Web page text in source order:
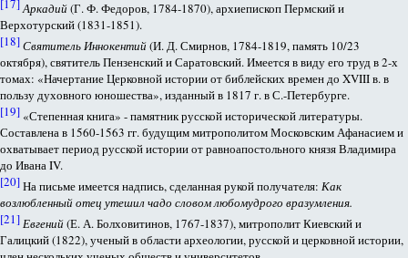
[17]Аркадий(Г. Ф. Федоров, 1784-1870), архиепископ Пермский и
Верхотурский (1831-1851).
[18]Святитель Иннокентий(И. Д. Смирнов, 1784-1819, память 10/23
октября), святитель Пензенский и Саратовский. Имеется в виду его труд в 2-х
томах: «Начертание Церковной истории от библейских времен до XVIII в. в
пользу духовного юношества», изданный в 1817 г. в С.-Петербурге.
[19] «Степенная книга» - памятник русской исторической литературы.
Составлена в 1560-1563 гг. будущим митрополитом Московским Афанасием и
охватывает период русской истории от равноапостольного князя Владимира
до Ивана IV.
[20]На письме имеется надпись, сделанная рукой получателя: Как
возлюбленный отец утешил чадо словом любомудрого вразумления.
[21]Евгений(Е. А. Болховитинов, 1767-1837), митрополит Киевский и
Галицкий (1822), ученый в области археологии, русской и церковной истории,